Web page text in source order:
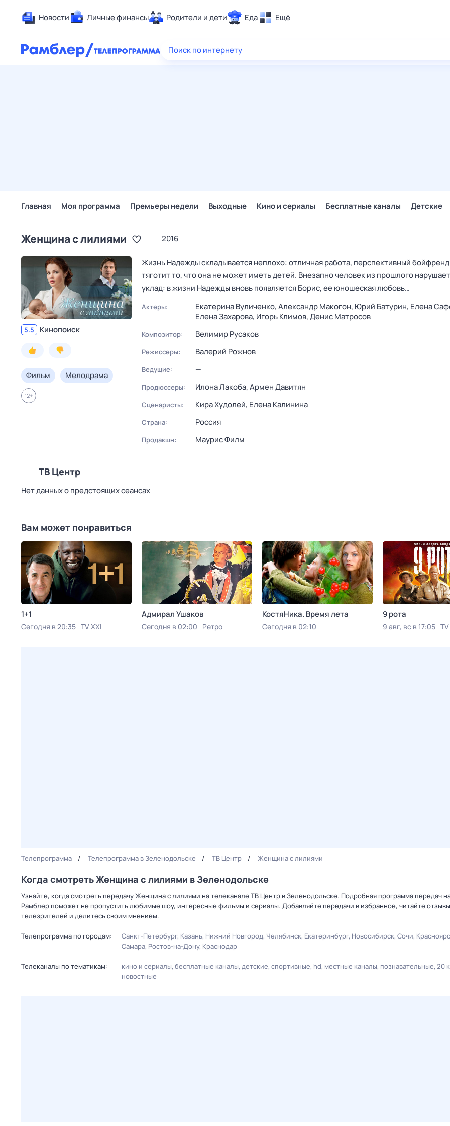
Новости Личные финансы Родители и дети Еда Ещё
Здоровье
Поиск по интернету
Главная Моя программа Премьеры недели Выходные Кино и сериалы Бесплатные каналы Детские
Женщина с лилиями 2016
5.5 Кинопоиск
Фильм Мелодрама
12+
Жизнь Надежды складывается неплохо: отличная работа, перспективный
тяготит то, что она не может иметь детей. Внезапно человек из прошлого
уклад: в жизни Надежды вновь появляется Борис, ее юношеская любовь…
Актеры: Екатерина Вуличенко,Александр Макогон, Юрий Батурин, Елена
Елена Захарова, Игорь Климов,Денис Матросов
Композитор: Велимир Русаков
Режиссеры: Валерий Рожнов
Ведущие: —
Продюссеры: Илона Лакоба,Армен Давитян
Сценаристы: Кира Худолей, Елена Калинина
Страна: Россия
Продакшн: Маурис Филм
ТВ Центр
Нет данных о предстоящих сеансах
Вам может понравиться
1+1
Сегодня в 20:35 TV XXI
Адмирал Ушаков
Сегодня в 02:00 Ретро
КостяНика. Время лета
Сегодня в 02:10
9 рота
9 авг, вс в 17:05
Телепрограмма Телепрограмма в Зеленодольске ТВ Центр Женщина с лилиями
Когда смотреть Женщина с лилиями в Зеленодольске
Узнайте, когда смотреть передачу Женщина с лилиями на телеканале ТВ Центр в Зеленодольске. Подробная программа передач
Рамблер поможет не пропустить любимые шоу, интересные фильмы и сериалы. Добавляйте передачи в избранное, читайте отзывы
телезрителей и делитесь своим мнением.
Телепрограмма по городам: Санкт-Петербург Казань Нижний Новгород Челябинск Екатеринбург Новосибирск Сочи
Самара Ростов-на-Дону Краснодар
Телеканалы по тематикам: кино и сериалы бесплатные каналы детские спортивные hd местные каналы познавательные 20
новостные